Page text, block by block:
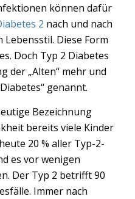
können dafür
2 nach und nach
Diese Form
Doch Typ 2 Diabetes
der „Alten“ mehr und
genannt.
Bezeichnung
bereits viele Kinder
20 % aller Typ-2-
es vor wenigen
Der Typ 2 betrifft 90
Immer nach